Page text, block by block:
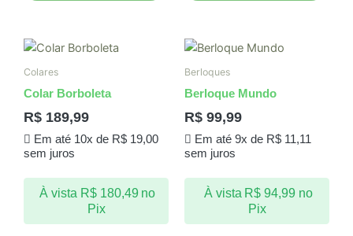
Colares
Colar Borboleta
R$ 189,99
Em até 10x de R$19,00
sem juros
À vista R$180,49 no
Pix
Berloques
Berloque Mundo
R$ 99,99
Em até 9x de R$11,11
sem juros
À vista R$ 94,99 no
Pix